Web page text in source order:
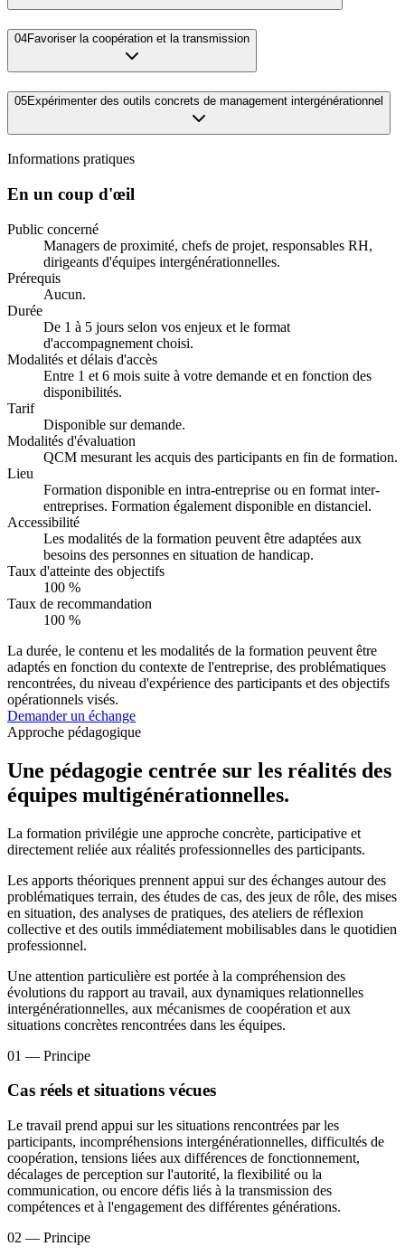
04Favoriser la coopération et la transmission
05Expérimenter des outils concrets de management intergénérationnel
Informations pratiques
En un coup d'œil
Public concerné
Managers de proximité, chefs de projet, responsables RH,
dirigeants d'équipes intergénérationnelles.
Prérequis
Aucun.
Durée
De 1 à 5 jours selon vos enjeux et le format
d'accompagnement choisi.
Modalités et délais d'accès
Entre 1 et 6 mois suite à votre demande et en fonction des
disponibilités.
Tarif
Disponible sur demande.
Modalités d'évaluation
QCM mesurant les acquis des participants en fin de formation.
Lieu
Formation disponible en intra-entreprise ou en format inter-
entreprises. Formation également disponible en distanciel.
Accessibilité
Les modalités de la formation peuvent être adaptées aux
besoins des personnes en situation de handicap.
Taux d'atteinte des objectifs
100 %
Taux de recommandation
100 %
La durée, le contenu et les modalités de la formation peuvent être
adaptés en fonction du contexte de l'entreprise, des problématiques
rencontrées, du niveau d'expérience des participants et des objectifs
opérationnels visés.
Demander un échange
Approche pédagogique
Une pédagogie centrée sur les réalités des
équipes multigénérationnelles.
La formation privilégie une approche concrète, participative et
directement reliée aux réalités professionnelles des participants.
Les apports théoriques prennent appui sur des échanges autour des
problématiques terrain, des études de cas, des jeux de rôle, des mises
en situation, des analyses de pratiques, des ateliers de réflexion
collective et des outils immédiatement mobilisables dans le quotidien
professionnel.
Une attention particulière est portée à la compréhension des
évolutions du rapport au travail, aux dynamiques relationnelles
intergénérationnelles, aux mécanismes de coopération et aux
situations concrètes rencontrées dans les équipes.
01 — Principe
Cas réels et situations vécues
Le travail prend appui sur les situations rencontrées par les
participants, incompréhensions intergénérationnelles, difficultés de
coopération, tensions liées aux différences de fonctionnement,
décalages de perception sur l'autorité, la flexibilité ou la
communication, ou encore défis liés à la transmission des
compétences et à l'engagement des différentes générations.
02 — Principe